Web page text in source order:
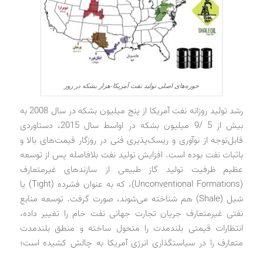
حوزه‌های اصلی تولید نفت آمریکا-هزار بشکه در روز
رشد تولید روزانه نفت آمریکا از پنج میلیون بشکه در سال 2008 به
بیش از 5 /9 میلیون بشکه در اواسط سال 2015، دستاوردی
قابل‌توجه از نوآوری و ریسک‌پذیری فنی در روزگار قیمت‌های بالا و
باثبات نفت بوده است. افزایش تولید نفت بلافاصله پس از توسعه
عظیم ظرفیت تولید گاز طبیعی از سازندهای غیرمتعارف
(Unconventional Formations)، که به عنوان فشرده (Tight) یا
شیل (Shale) هم شناخته می‌شوند، صورت گرفت. توسعه منابع
نفتی غیرمتعارف جریان تجارت جهانی نفت خام را تغییر داده،
انتظارات قیمتی بلندمدت را متحول ساخته و منطق بلندمدت
متعارف را در سیاستگذاری انرژی آمریکا به چالش کشیده است؛